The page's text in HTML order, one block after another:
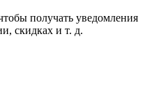
получать уведомления
скидках и т. д.